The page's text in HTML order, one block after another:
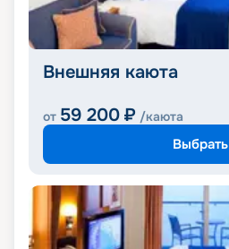
Внешняя каюта
от 59 200 ₽ /каюта
Выбрать